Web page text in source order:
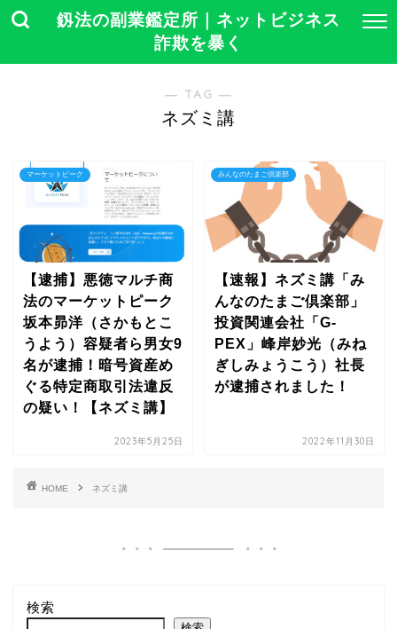
釼法の副業鑑定所｜ネットビジネス
詐欺を暴く
― TAG ―
ネズミ講
マーケットピーク
【逮捕】悪徳マルチ商
法のマーケットピーク
坂本昴洋（さかもとこ
うよう）容疑者ら男女9
名が逮捕！暗号資産め
ぐる特定商取引法違反
の疑い！【ネズミ講】
2023年5月25日
みんなのたまご倶楽部
【速報】ネズミ講「み
んなのたまご倶楽部」
投資関連会社「G-
PEX」峰岸妙光（みね
ぎしみょうこう）社長
が逮捕されました！
2022年11月30日
HOME ネズミ講
検索